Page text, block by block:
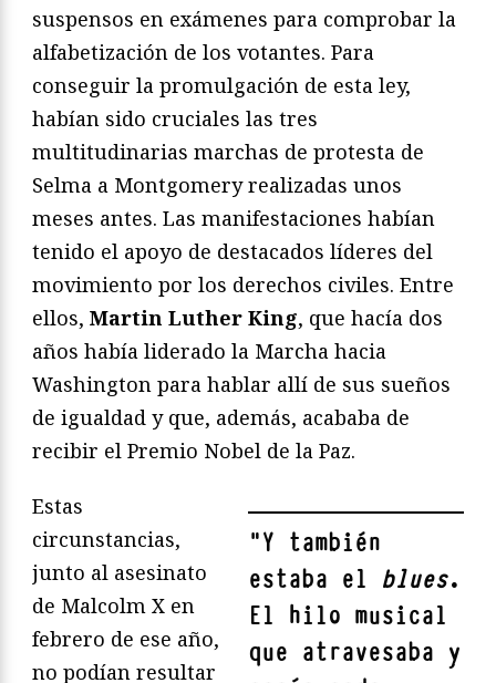
suspensos en exámenes para comprobar la
alfabetización de los votantes. Para
conseguir la promulgación de esta ley,
habían sido cruciales las tres
multitudinarias marchas de protesta de
Selma a Montgomery realizadas unos
meses antes. Las manifestaciones habían
tenido el apoyo de destacados líderes del
movimiento por los derechos civiles. Entre
ellos, Martin Luther King, que hacía dos
años había liderado la Marcha hacia
Washington para hablar allí de sus sueños
de igualdad y que, además, acababa de
recibir el Premio Nobel de la Paz.
"Y también
estaba el blues.
El hilo musical
que atravesaba y
Estas
circunstancias,
junto al asesinato
de Malcolm X en
febrero de ese año,
no podían resultar